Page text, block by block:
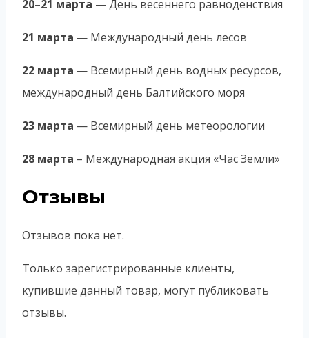
20–21 марта — День весеннего равноденствия
21 марта — Международный день лесов
22 марта — Всемирный день водных ресурсов,
международный день Балтийского моря
23 марта — Всемирный день метеорологии
28 марта – Международная акция «Час Земли»
Отзывы
Отзывов пока нет.
Только зарегистрированные клиенты,
купившие данный товар, могут публиковать
отзывы.